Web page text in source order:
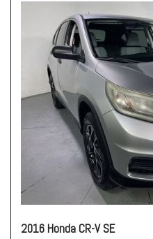
2016 Honda CR-V SE